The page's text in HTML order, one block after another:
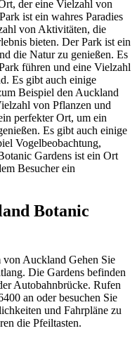
der eine Vielzahl von
ist ein wahres Paradies
von Aktivitäten, die
bieten. Der Park ist ein
die Natur zu genießen. Es
führen und eine Vielzahl
Es gibt auch einige
Beispiel den Auckland
von Pflanzen und
perfekter Ort, um ein
Es gibt auch einige
Vogelbeobachtung,
Gardens ist ein Ort
Besucher ein
Botanic
von Auckland Gehen Sie
Die Gardens befinden
Autobahnbrücke. Rufen
an oder besuchen Sie
und Fahrpläne zu
die Pfeiltasten.